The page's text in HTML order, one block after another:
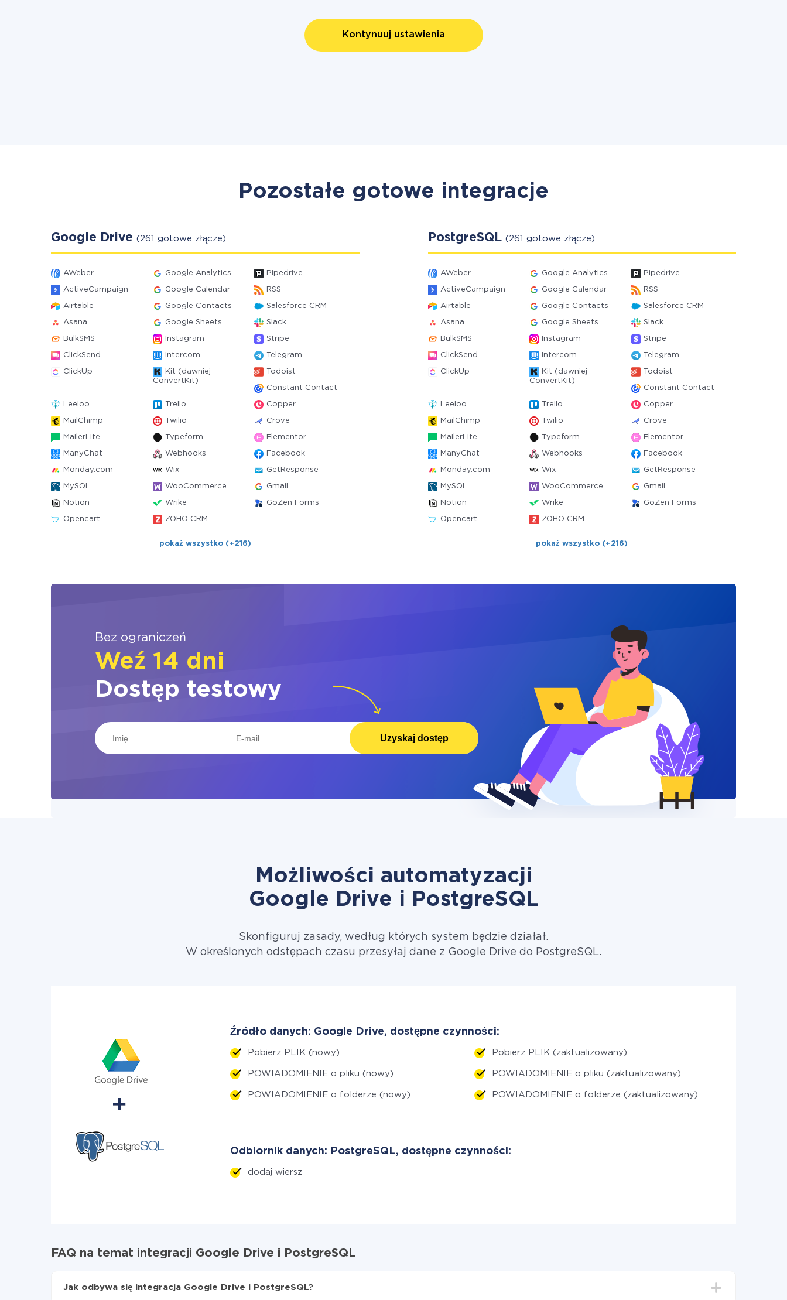
Kontynuuj ustawienia
Pozostałe gotowe integracje
Google Drive (261 gotowe złącze)
AWeber Google Analytics Pipedrive
ActiveCampaign Google Calendar RSS
Airtable Google Contacts Salesforce CRM
Asana Google Sheets Slack
BulkSMS Instagram Stripe
ClickSend Intercom Telegram
ClickUp
Kit (dawniej
ConvertKit)
Todoist
Constant Contact
Leeloo Trello Copper
MailChimp Twilio Crove
MailerLite Typeform Elementor
ManyChat Webhooks Facebook
Monday.com Wix GetResponse
MySQL WooCommerce Gmail
Notion Wrike GoZen Forms
Opencart ZOHO CRM
pokaż wszystko (+216)
PostgreSQL (261 gotowe złącze)
AWeber Google Analytics Pipedrive
ActiveCampaign Google Calendar RSS
Airtable Google Contacts Salesforce CRM
Asana Google Sheets Slack
BulkSMS Instagram Stripe
ClickSend Intercom Telegram
ClickUp
Kit (dawniej
ConvertKit)
Todoist
Constant Contact
Leeloo Trello Copper
MailChimp Twilio Crove
MailerLite Typeform Elementor
ManyChat Webhooks Facebook
Monday.com Wix GetResponse
MySQL WooCommerce Gmail
Notion Wrike GoZen Forms
Opencart ZOHO CRM
pokaż wszystko (+216)
Bez ograniczeń
Weź 14 dni
Dostęp testowy
Uzyskaj dostęp
Możliwości automatyzacji
Google Drive i PostgreSQL
Skonfiguruj zasady, według których system będzie działał.
W określonych odstępach czasu przesyłaj dane z Google Drive do PostgreSQL.
Źródło danych: Google Drive, dostępne czynności:
Pobierz PLIK (nowy) Pobierz PLIK (zaktualizowany)
POWIADOMIENIE o pliku (nowy) POWIADOMIENIE o pliku (zaktualizowany)
POWIADOMIENIE o folderze (nowy) POWIADOMIENIE o folderze (zaktualizowany)
Odbiornik danych: PostgreSQL, dostępne czynności:
dodaj wiersz
FAQ na temat integracji Google Drive i PostgreSQL
Jak odbywa się integracja Google Drive i PostgreSQL?